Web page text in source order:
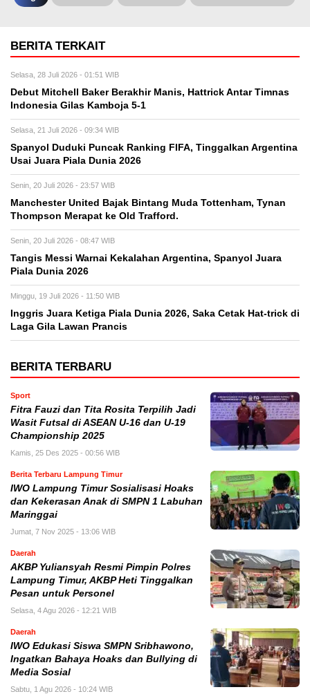
BERITA TERKAIT
Selasa, 28 Juli 2026 - 01:51 WIB
Debut Mitchell Baker Berakhir Manis, Hattrick Antar Timnas
Indonesia Gilas Kamboja 5-1
Selasa, 21 Juli 2026 - 09:34 WIB
Spanyol Duduki Puncak Ranking FIFA, Tinggalkan Argentina
Usai Juara Piala Dunia 2026
Senin, 20 Juli 2026 - 23:57 WIB
Manchester United Bajak Bintang Muda Tottenham, Tynan
Thompson Merapat ke Old Trafford.
Senin, 20 Juli 2026 - 08:47 WIB
Tangis Messi Warnai Kekalahan Argentina, Spanyol Juara
Piala Dunia 2026
Minggu, 19 Juli 2026 - 11:50 WIB
Inggris Juara Ketiga Piala Dunia 2026, Saka Cetak Hat-trick di
Laga Gila Lawan Prancis
BERITA TERBARU
Sport
Fitra Fauzi dan Tita Rosita Terpilih Jadi
Wasit Futsal di ASEAN U-16 dan U-19
Championship 2025
Kamis, 25 Des 2025 - 00:56 WIB
Berita Terbaru Lampung Timur
IWO Lampung Timur Sosialisasi Hoaks
dan Kekerasan Anak di SMPN 1 Labuhan
Maringgai
Jumat, 7 Nov 2025 - 13:06 WIB
Daerah
AKBP Yuliansyah Resmi Pimpin Polres
Lampung Timur, AKBP Heti Tinggalkan
Pesan untuk Personel
Selasa, 4 Agu 2026 - 12:21 WIB
Daerah
IWO Edukasi Siswa SMPN Sribhawono,
Ingatkan Bahaya Hoaks dan Bullying di
Media Sosial
Sabtu, 1 Agu 2026 - 10:24 WIB